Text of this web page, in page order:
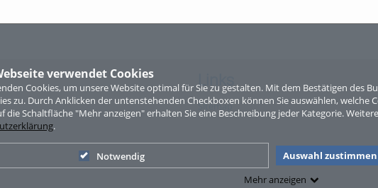
verwendet Cookies
Cookies, um unsere Website optimal für Sie zu gestalten. Mit dem Bestätigen des
zu. Durch Anklicken der untenstehenden Checkboxen können Sie auswählen, welche
die Schaltfläche "Mehr anzeigen" erhalten Sie eine Beschreibung jeder Kategorie.
.
Notwendig Auswahl zustimmen
Mehr anzeigen
Links
Sitemap